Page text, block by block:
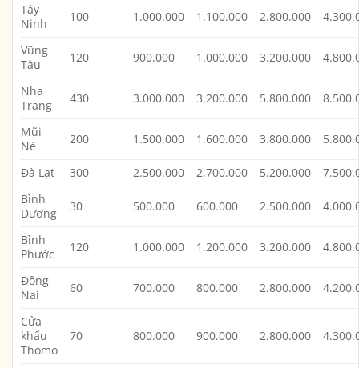
Tây
Ninh
100 1.000.000 1.100.000 2.800.000
Vũng
Tàu
120 900.000 1.000.000 3.200.000
Nha
Trang
430 3.000.000 3.200.000 5.800.000
Mũi
Né
200 1.500.000 1.600.000 3.800.000
Đà Lạt 300 2.500.000 2.700.000 5.200.000
Bình
Dương
30 500.000 600.000 2.500.000
Bình
Phước
120 1.000.000 1.200.000 3.200.000
Đồng
Nai
60 700.000 800.000 2.800.000
Cửa
khẩu
Thomo
70 800.000 900.000 2.800.000